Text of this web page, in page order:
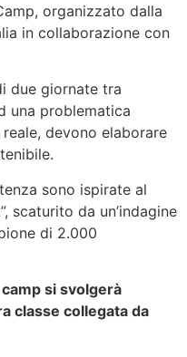
organizzato dalla
in collaborazione con
due giornate tra
una problematica
devono elaborare
sono ispirate al
scaturito da un’indagine
di 2.000
si svolgerà
classe collegata da